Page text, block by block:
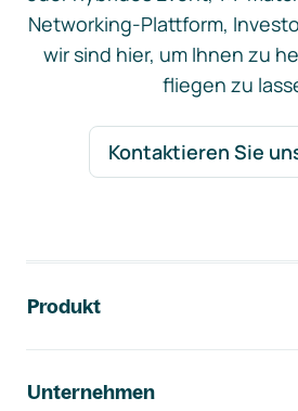
Networking-Plattform,
wir sind hier, um Ihnen zu
fliegen zu
Kontaktieren Sie
Produkt
Unternehmen